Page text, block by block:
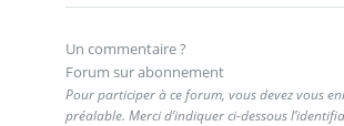
Un commentaire ?
Forum sur abonnement
Pour participer à ce forum, vous devez vous
préalable. Merci d’indiquer ci-dessous